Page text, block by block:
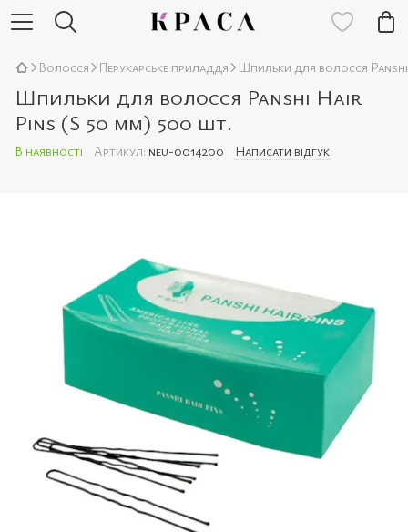
Волосся Перукарське приладдя Шпильки для волосся
Шпильки для волосся Panshi Hair
Pins (S 50 мм) 500 шт.
В наявності Артикул: neu-0014200 Написати відгук